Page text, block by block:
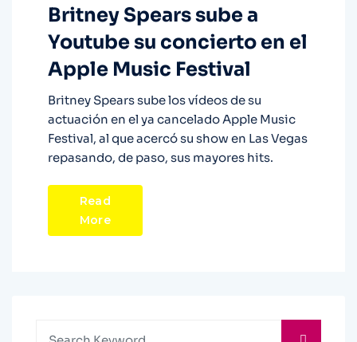
Britney Spears sube a
Youtube su concierto en el
Apple Music Festival
Britney Spears sube los vídeos de su
actuación en el ya cancelado Apple Music
Festival, al que acercó su show en Las Vegas
repasando, de paso, sus mayores hits.
Read
More